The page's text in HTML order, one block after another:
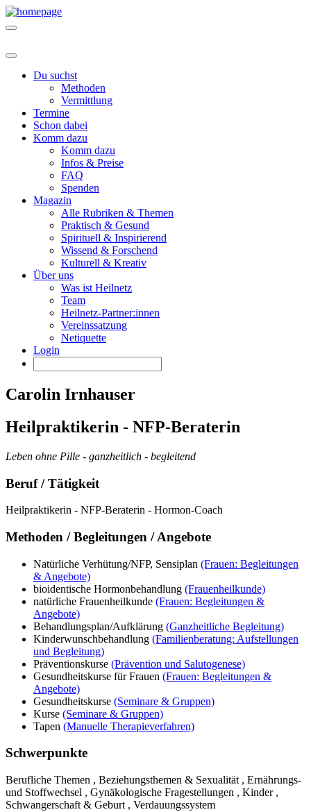
Du suchst
Methoden
Vermittlung
Termine
Schon dabei
Komm dazu
Komm dazu
Infos & Preise
FAQ
Spenden
Magazin
Alle Rubriken & Themen
Praktisch & Gesund
Spirituell & Inspirierend
Wissend & Forschend
Kulturell & Kreativ
Über uns
Was ist Heilnetz
Team
Heilnetz-Partner:innen
Vereinssatzung
Netiquette
Login
Carolin Irnhauser
Heilpraktikerin - NFP-Beraterin
Leben ohne Pille - ganzheitlich - begleitend
Beruf / Tätigkeit
Heilpraktikerin - NFP-Beraterin - Hormon-Coach
Methoden / Begleitungen / Angebote
Natürliche Verhütung/NFP, Sensiplan (Frauen: Begleitungen
& Angebote)
bioidentische Hormonbehandlung (Frauenheilkunde)
natürliche Frauenheilkunde (Frauen: Begleitungen &
Angebote)
Behandlungsplan/Aufklärung (Ganzheitliche Begleitung)
Kinderwunschbehandlung (Familienberatung: Aufstellungen
und Begleitung)
Präventionskurse (Prävention und Salutogenese)
Gesundheitskurse für Frauen (Frauen: Begleitungen &
Angebote)
Gesundheitskurse (Seminare & Gruppen)
Kurse (Seminare & Gruppen)
Tapen (Manuelle Therapieverfahren)
Schwerpunkte
Berufliche Themen , Beziehungsthemen & Sexualität , Ernährungs-
und Stoffwechsel , Gynäkologische Fragestellungen , Kinder ,
Schwangerschaft & Geburt , Verdauungssystem